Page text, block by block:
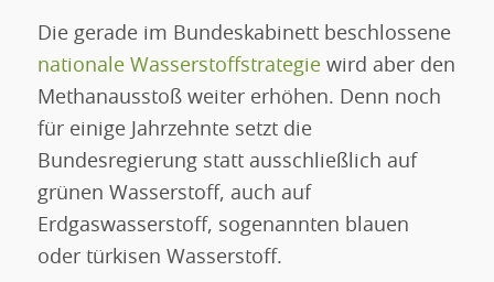
Die gerade im Bundeskabinett beschlossene
nationale Wasserstoffstrategiewird aber den
Methanausstoß weiter erhöhen. Denn noch
für einige Jahrzehnte setzt die
Bundesregierung statt ausschließlich auf
grünen Wasserstoff, auch auf
Erdgaswasserstoff, sogenannten blauen
oder türkisen Wasserstoff.